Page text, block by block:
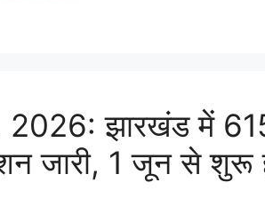
झारखंड में 615
जारी, 1 जून से शुरू